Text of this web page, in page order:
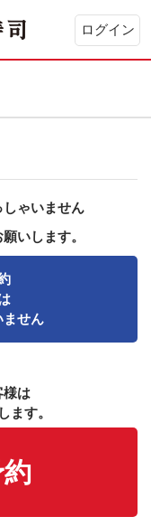
ログイン
ゃいません
いします。
ません
様は
ます。